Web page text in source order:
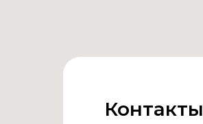
Контакты